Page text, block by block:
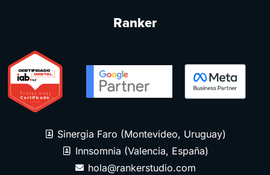
Ranker
Sinergia Faro (Montevideo, Uruguay)
Innsomnia (Valencia, España)
hola@rankerstudio.com